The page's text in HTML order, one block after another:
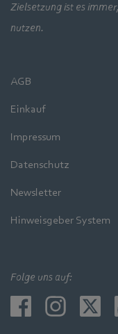
Zielsetzung ist es
nutzen.
AGB
Einkauf
Impressum
Datenschutz
Newsletter
Hinweisgeber System
Folge uns auf: